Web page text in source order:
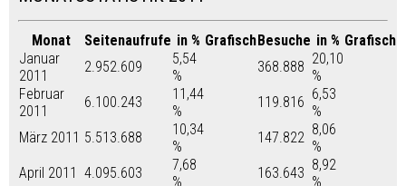
Monat Seitenaufrufe in % GrafischBesuche in % Grafisch
Januar
2011
2.952.609
5,54
%
368.888 20,10
%
Februar
2011
6.100.243
11,44
%
119.816 6,53
%
März 2011 5.513.688
10,34
%
147.822 8,06
%
April 2011 4.095.603
7,68
%
163.643 8,92
%